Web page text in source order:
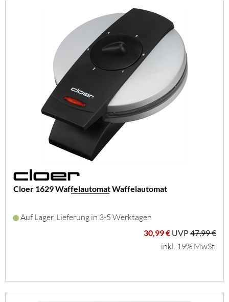
Cloer 1629 Waffelautomat Waffelautomat
Auf Lager, Lieferung in 3-5 Werktagen
30,99 € UVP47,99 €
inkl. 19% MwSt.